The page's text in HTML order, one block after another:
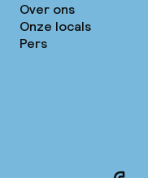
Over ons
Onze locals
Pers